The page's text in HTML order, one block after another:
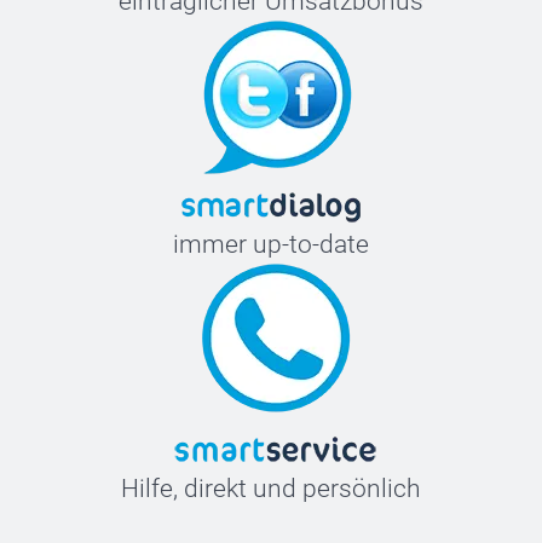
immer up-to-date
Hilfe, direkt und persönlich